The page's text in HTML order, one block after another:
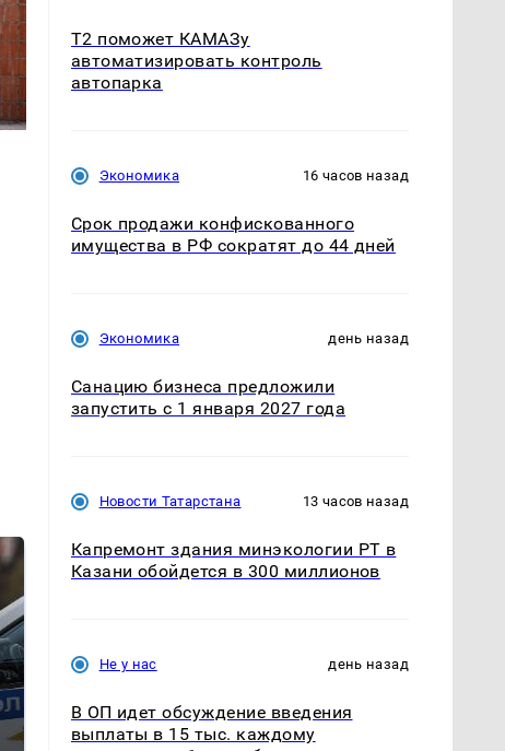
T2 поможет КАМАЗу
автоматизировать контроль
автопарка
Экономика 16 часов назад
Срок продажи конфискованного
имущества в РФ сократят до 44 дней
Экономика день назад
Санацию бизнеса предложили
запустить с 1 января 2027 года
Новости Татарстана 13 часов назад
Капремонт здания минэкологии РТ в
Казани обойдется в 300 миллионов
Не у нас день назад
В ОП идет обсуждение введения
выплаты в 15 тыс. каждому